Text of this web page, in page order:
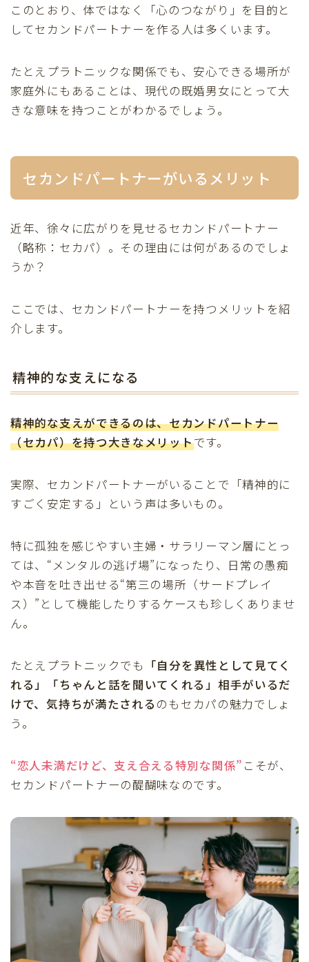
このとおり、体ではなく「心のつながり」を目的と
してセカンドパートナーを作る人は多くいます。
たとえプラトニックな関係でも、安心できる場所が
家庭外にもあることは、現代の既婚男女にとって大
きな意味を持つことがわかるでしょう。
セカンドパートナーがいるメリット
近年、徐々に広がりを見せるセカンドパートナー
（略称：セカパ）。その理由には何があるのでしょ
うか？
ここでは、セカンドパートナーを持つメリットを紹
介します。
精神的な支えになる
精神的な支えができるのは、セカンドパートナー
（セカパ）を持つ大きなメリットです。
実際、セカンドパートナーがいることで「精神的に
すごく安定する」という声は多いもの。
特に孤独を感じやすい主婦・サラリーマン層にとっ
ては、“メンタルの逃げ場”になったり、日常の愚痴
や本音を吐き出せる“第三の場所（サードプレイ
ス）”として機能したりするケースも珍しくありませ
ん。
たとえプラトニックでも 「自分を異性として見てく
れる」「ちゃんと話を聞いてくれる」相手がいるだ
けで、気持ちが満たされる のもセカパの魅力でしょ
う。
“恋人未満だけど、支え合える特別な関係” こそが、
セカンドパートナーの醍醐味なのです。